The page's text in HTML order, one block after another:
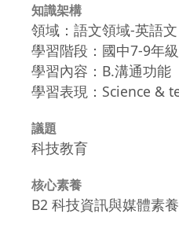
知識架構
領域：語文領域-英語文
學習階段：國中7-9年
學習內容：B.溝通功能
學習表現：Science &
議題
科技教育
核心素養
B2 科技資訊與媒體素養